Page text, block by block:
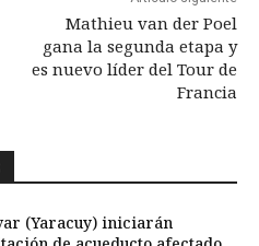
Mathieu van der Poel
gana la segunda etapa y
es nuevo líder del Tour de
Francia
(Yaracuy) iniciarán